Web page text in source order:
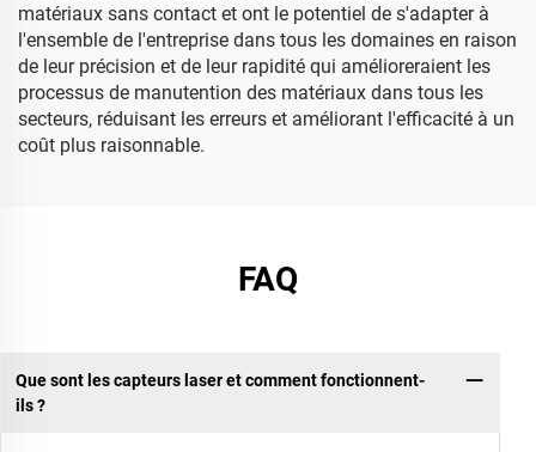
matériaux sans contact et ont le potentiel de s'adapter à
l'ensemble de l'entreprise dans tous les domaines en raison
de leur précision et de leur rapidité qui amélioreraient les
processus de manutention des matériaux dans tous les
secteurs, réduisant les erreurs et améliorant l'efficacité à un
coût plus raisonnable.
FAQ
Que sont les capteurs laser et comment fonctionnent-
ils ?